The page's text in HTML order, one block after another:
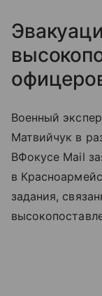
Военный
Матвийчук в
ВФокусе Mail
в
задания,